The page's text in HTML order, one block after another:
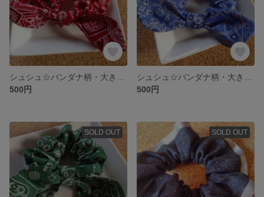
500円
500円
SOLD OUT SOLD OUT